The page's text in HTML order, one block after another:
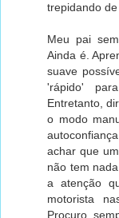
trepidando
Meu pai
Ainda é.
suave
'rápido'
Entretanto,
o modo
achar que
não tem
a atenção
motorista
Procuro